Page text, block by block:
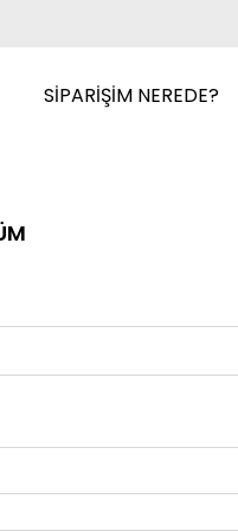
SİPARİŞİM NEREDE?